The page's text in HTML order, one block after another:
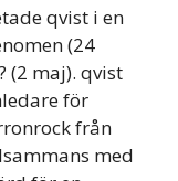
qvist i en
(24
(2 maj). qvist
för
från
med